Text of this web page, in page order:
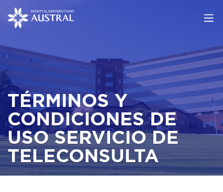
TÉRMINOS Y
CONDICIONES DE
USO SERVICIO DE
TELECONSULTA